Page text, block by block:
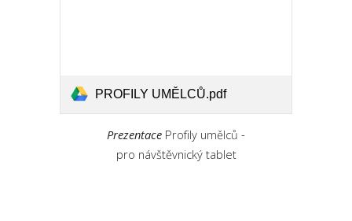
PROFILY UMĚLCŮ.pdf
Prezentace Profily umělců -
pro návštěvnický tablet